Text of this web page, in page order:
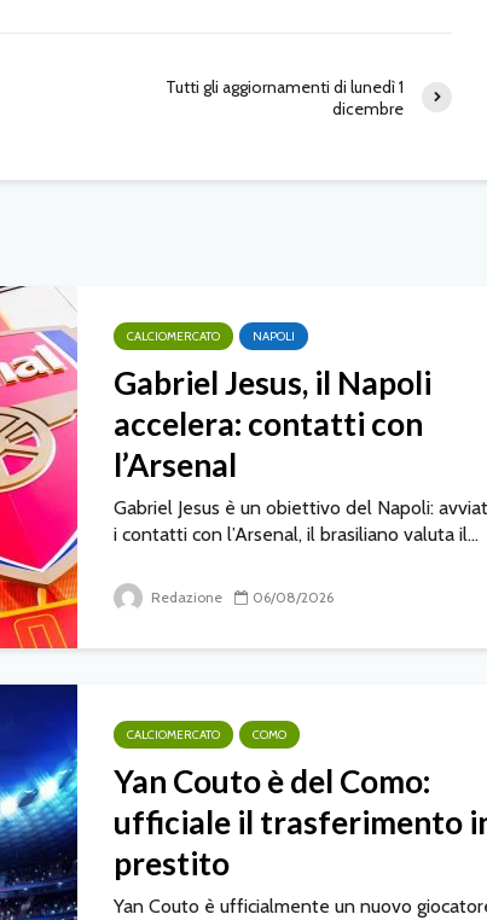
Tutti gli aggiornamenti di lunedì 1
dicembre
CALCIOMERCATO NAPOLI
Gabriel Jesus, il Napoli
accelera: contatti con
l’Arsenal
Gabriel Jesus è un obiettivo del Napoli:
i contatti con l’Arsenal, il brasiliano valuta il...
Redazione 06/08/2026
CALCIOMERCATO COMO
Yan Couto è del Como:
ufficiale il trasferimento
prestito
Yan Couto è ufficialmente un nuovo